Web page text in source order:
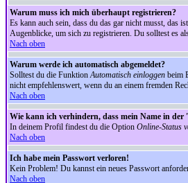
Warum muss ich mich überhaupt registrieren?
Es kann auch sein, dass du das gar nicht musst, das
Augenblicke, um sich zu registrieren. Du solltest es
Nach oben
Warum werde ich automatisch abgemeldet?
Solltest du die FunktionAutomatisch einloggen beim
nicht empfehlenswert, wenn du an einem fremden
Nach oben
Wie kann ich verhindern, dass mein Name in
In deinem Profil findest du die Option Online-Status
Nach oben
Ich habe mein Passwort verloren!
Kein Problem! Du kannst ein neues Passwort
Nach oben